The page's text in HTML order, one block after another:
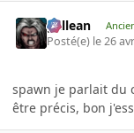
gallean
Posté(e) le 26
spawn je parlait du
être précis, bon